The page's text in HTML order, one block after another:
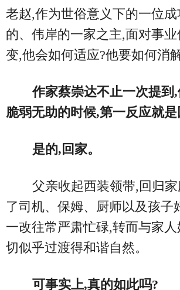
老赵,作为世俗意义下的一位
的、伟岸的一家之主,面对事
变,他会如何适应?他要如何消
作家蔡崇达不止一次提到
脆弱无助的时候,第一反应就是
是的,回家。
父亲收起西装领带,回归
了司机、保姆、厨师以及孩子
一改往常严肃忙碌,转而与家
切似乎过渡得和谐自然。
可事实上,真的如此吗?